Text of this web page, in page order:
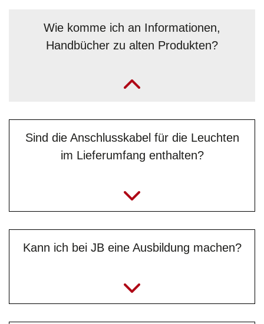
Wie komme ich an Informationen,
Handbücher zu alten Produkten?
„Die findest du im Download-Center auf unserer Website:
Sind die Anschlusskabel für die Leuchten
im Lieferumfang enthalten?
Kann ich bei JB eine Ausbildung machen?